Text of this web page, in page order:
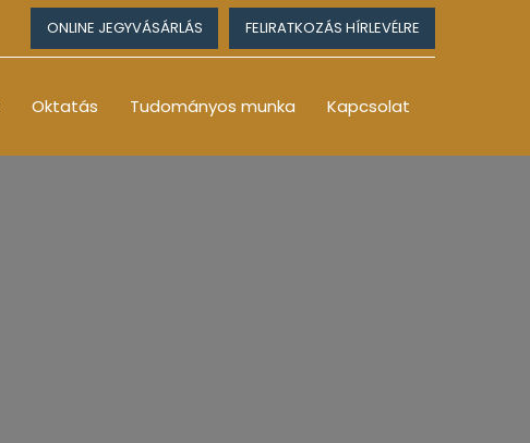
ONLINE JEGYVÁSÁRLÁS FELIRATKOZÁS HÍRLEVÉLRE
Oktatás Tudományos munka Kapcsolat